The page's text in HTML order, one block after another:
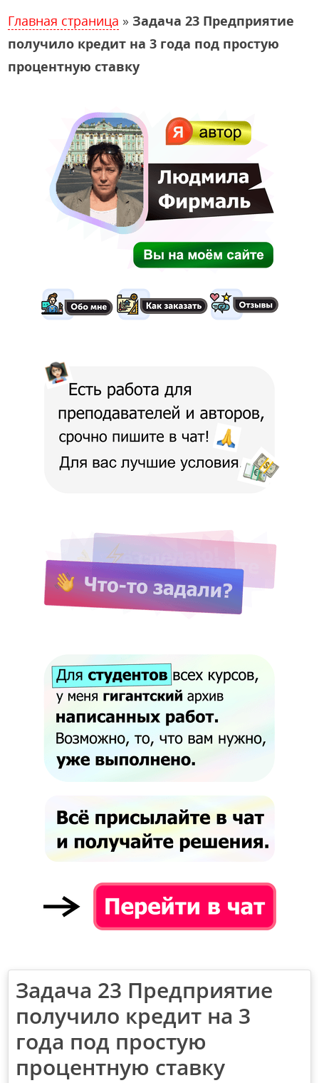
Главная страница » Задача 23 Предприятие
получило кредит на 3 года под простую
процентную ставку
Задача 23 Предприятие
получило кредит на 3
года под простую
процентную ставку